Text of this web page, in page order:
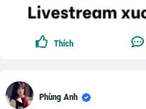
Thích
Phùng Anh